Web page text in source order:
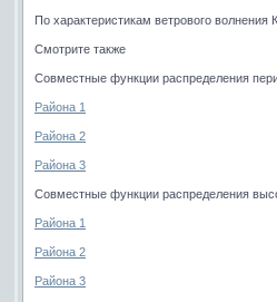
По характеристикам ветрового
Смотрите также
Совместные функции распределения
Района 1
Района 2
Района 3
Совместные функции распределения
Района 1
Района 2
Района 3